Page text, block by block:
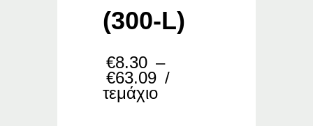
(300-L)
€8.30 –
€63.09 Price
/
τεμάχιο